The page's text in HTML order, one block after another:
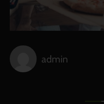
admin